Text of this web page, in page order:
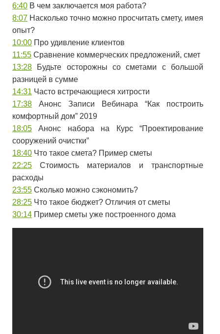
6:40 В чем заключается моя работа?
8:07 Насколько точно можно просчитать смету, имея
опыт?
10:00 Про удивление клиентов
11:55 Сравнение коммерческих предложений, смет
13:28 Будьте осторожны со сметами с большой
разницей в сумме
14:31 Часто встречающиеся хитрости
17:38 Анонс Записи Вебинара “Как построить
комфортный дом” 2019
18:05 Анонс набора на Курс “Проектирование
сооружений очистки”
18:40 Что такое смета? Пример сметы
22:25 Стоимость материалов и транспортные
расходы
23:55 Сколько можно сэкономить?
28:25 Что такое бюджет? Отличия от сметы
30:14 Пример сметы уже построенного дома